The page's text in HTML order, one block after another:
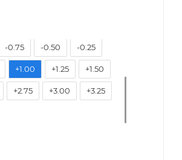
-0.75 -0.50 -0.25
+1.00 +1.25 +1.50
+2.75 +3.00 +3.25